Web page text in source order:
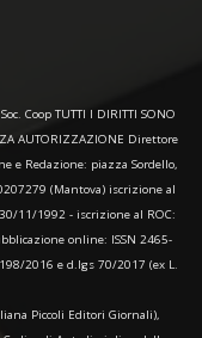
Coop TUTTI I DIRITTI SONO
AUTORIZZAZIONE Direttore
e Redazione: piazza Sordello,
(Mantova) iscrizione al
11/1992 - iscrizione al ROC:
online: ISSN 2465-
2016 e d.lgs 70/2017 (ex L.
Piccoli Editori Giornali),